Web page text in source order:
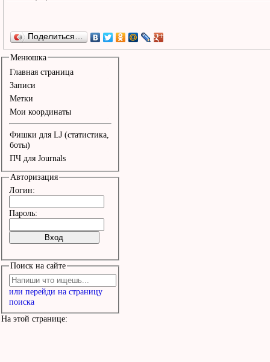
Поделиться…
Менюшка
Главная страница
Записи
Метки
Мои координаты
Фишки для LJ (статистика,
боты)
ПЧ для Journals
Авторизация
Логин:
Пароль:
Поиск на сайте
или перейди на страницу
поиска
На этой странице: